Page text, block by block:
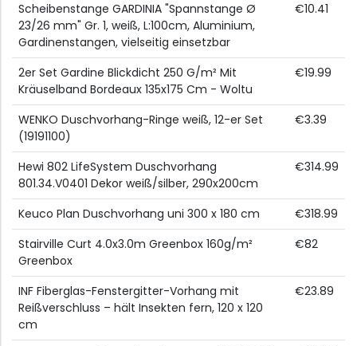
Scheibenstange GARDINIA "Spannstange Ø
23/26 mm" Gr. 1, weiß, L:100cm, Aluminium,
Gardinenstangen, vielseitig einsetzbar
€10.41
2er Set Gardine Blickdicht 250 G/m² Mit
Kräuselband Bordeaux 135x175 Cm - Woltu
€19.99
WENKO Duschvorhang-Ringe weiß, 12-er Set
(19191100)
€3.39
Hewi 802 LifeSystem Duschvorhang
801.34.V0401 Dekor weiß/silber, 290x200cm
€314.99
Keuco Plan Duschvorhang uni 300 x 180 cm
€318.99
Stairville Curt 4.0x3.0m Greenbox 160g/m²
Greenbox
€82
INF Fiberglas-Fenstergitter-Vorhang mit
Reißverschluss – hält Insekten fern, 120 x 120
cm
€23.89